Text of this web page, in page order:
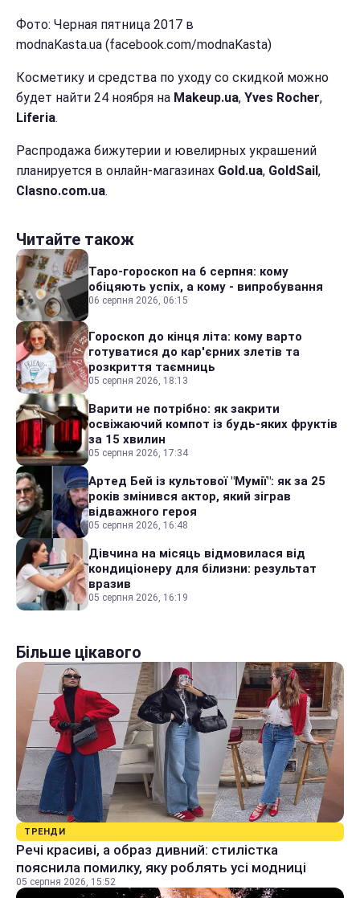
Фото: Черная пятница 2017 в
modnaKasta.ua (facebook.com/modnaKasta)
Косметику и средства по уходу со скидкой можно
будет найти 24 ноября на Makeup.ua, Yves Rocher,
Liferia.
Распродажа бижутерии и ювелирных украшений
планируется в онлайн-магазинах Gold.ua, GoldSail ,
Clasno.com.ua.
Читайте також
Таро-гороскоп на 6 серпня: кому
обіцяють успіх, а кому - випробування
06 серпня 2026, 06:15
Гороскоп до кінця літа: кому варто
готуватися до кар'єрних злетів та
розкриття таємниць
05 серпня 2026, 18:13
Варити не потрібно: як закрити
освіжаючий компот із будь-яких фруктів
за 15 хвилин
05 серпня 2026, 17:34
Артед Бей із культової "Мумії": як за 25
років змінився актор, який зіграв
відважного героя
05 серпня 2026, 16:48
Дівчина на місяць відмовилася від
кондиціонеру для білизни: результат
вразив
05 серпня 2026, 16:19
Більше цікавого
ТРЕНДИ
Речі красиві, а образ дивний: стилістка
пояснила помилку, яку роблять усі модниці
05 серпня 2026, 15:52